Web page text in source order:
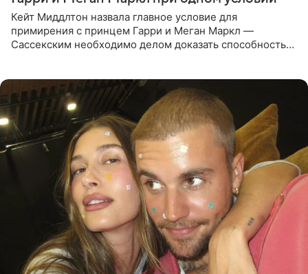
Кейт Миддлтон назвала главное условие для
примирения с принцем Гарри и Меган Маркл —
Сассекским необходимо делом доказать способность